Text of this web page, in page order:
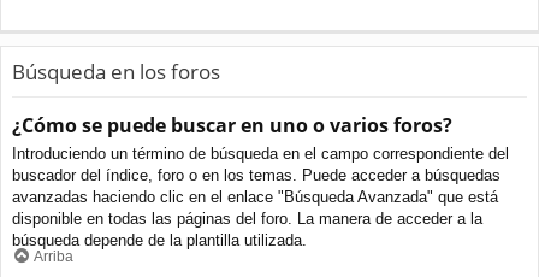
Búsqueda en los foros
¿Cómo se puede buscar en uno o varios foros?
Introduciendo un término de búsqueda en el campo correspondiente del
buscador del índice, foro o en los temas. Puede acceder a búsquedas
avanzadas haciendo clic en el enlace "Búsqueda Avanzada" que está
disponible en todas las páginas del foro. La manera de acceder a la
búsqueda depende de la plantilla utilizada.
Arriba